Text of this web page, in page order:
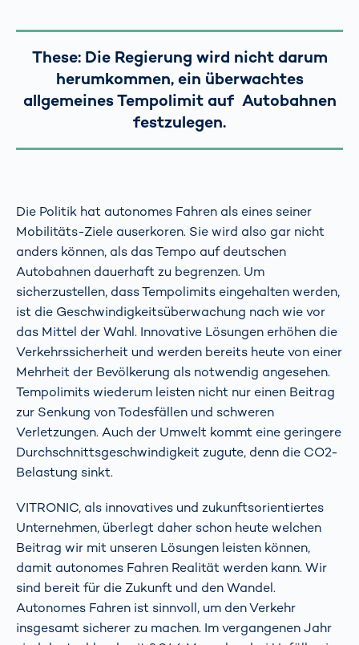
These: Die Regierung wird nicht darum
herumkommen, ein überwachtes
allgemeines Tempolimit auf Autobahnen
festzulegen.
Die Politik hat autonomes Fahren als eines seiner
Mobilitäts-Ziele auserkoren. Sie wird also gar nicht
anders können, als das Tempo auf deutschen
Autobahnen dauerhaft zu begrenzen. Um
sicherzustellen, dass Tempolimits eingehalten werden,
ist die Geschwindigkeitsüberwachung nach wie vor
das Mittel der Wahl. Innovative Lösungen erhöhen die
Verkehrssicherheit und werden bereits heute von einer
Mehrheit der Bevölkerung als notwendig angesehen.
Tempolimits wiederum leisten nicht nur einen Beitrag
zur Senkung von Todesfällen und schweren
Verletzungen. Auch der Umwelt kommt eine geringere
Durchschnittsgeschwindigkeit zugute, denn die CO2-
Belastung sinkt.
VITRONIC, als innovatives und zukunftsorientiertes
Unternehmen, überlegt daher schon heute welchen
Beitrag wir mit unseren Lösungen leisten können,
damit autonomes Fahren Realität werden kann. Wir
sind bereit für die Zukunft und den Wandel.
Autonomes Fahren ist sinnvoll, um den Verkehr
insgesamt sicherer zu machen. Im vergangenen Jahr